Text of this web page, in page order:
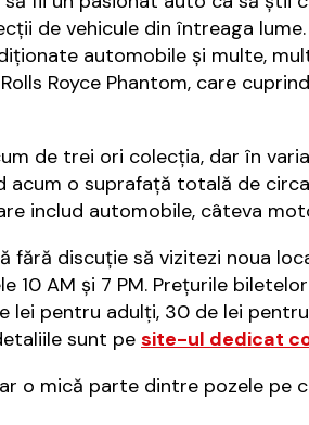
de vehicule din întreaga
automobile și multe,
Royce Phantom, care
de trei ori colecția, dar în
acum o suprafață totală de
includ automobile, câteva
fără discuție să vizitezi noua
10 AM și 7 PM. Prețurile
lei pentru adulți, 30 de lei
sunt pe site-ul dedicat
o mică parte dintre pozele pe